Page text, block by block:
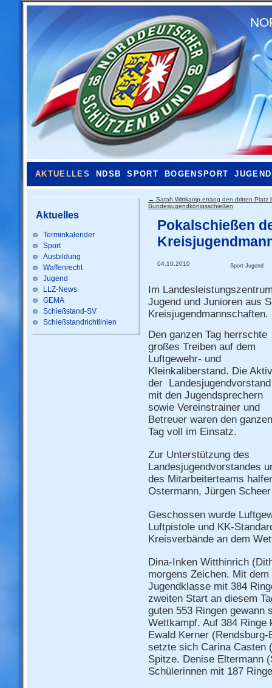
AKTUELLES NDSB SPORT BOGENSPORT JUGEND
Aktuelles
Terminkalender
Sport
Ausbildung
Waffenrecht
Jugend
LLZ-News
GEMA
Schießstand-SV
Schießstandrichtlinien
← Sarah Wittkamp errang den dritten Platz
Bundesjugendkönigsschießen
Pokalschießen
04.10.2010 Sport Jugend
Im
Jugend und Junioren aus
Kreisjugendmannschaften.
Den ganzen Tag herrschte
großes Treiben auf dem
Luftgewehr- und
Kleinkaliberstand. Die
der Landesjugendvorstand
mit den Jugendsprechern
sowie Vereinstrainer und
Betreuer waren den ganzen
Tag voll im Einsatz.
Zur Unterstützung des
Landesjugendvorstandes
des Mitarbeiterteams
Ostermann, Jürgen
Geschossen wurde
Luftpistole und KK-
Kreisverbände an dem
Dina-Inken Witthinrich
morgens Zeichen. Mit
Jugendklasse mit 384
zweiten Start an diesem
guten 553 Ringen gewann
Wettkampf. Auf 384 Ringe
Ewald Kerner
setzte sich Carina Casten
Spitze. Denise Eltermann
Schülerinnen mit 187